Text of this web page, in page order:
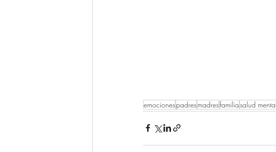
emocionespadresmadresfamiliasalud mental